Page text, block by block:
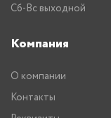
Сб-Вс выходной
Компания
О компании
Контакты